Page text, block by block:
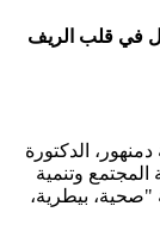
في قلب الريف
الدكتورة
وتنمية
"صحية، بيطرية،